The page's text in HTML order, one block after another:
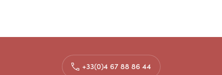
+33(0)4 67 88 86 44